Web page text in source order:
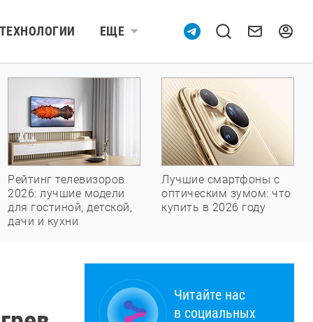
ТЕХНОЛОГИИ ЕЩЕ
Рейтинг телевизоров
2026: лучшие модели
для гостиной, детской,
дачи и кухни
Лучшие смартфоны с
оптическим зумом: что
купить в 2026 году
Читайте нас
в социальных